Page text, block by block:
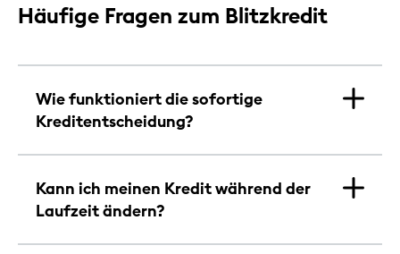
Häufige Fragen zum Blitzkredit
Wie funktioniert die sofortige
Kreditentscheidung?
Kann ich meinen Kredit während der
Laufzeit ändern?